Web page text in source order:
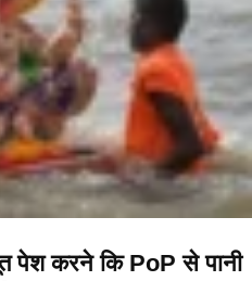
पेश करने कि PoP से पानी